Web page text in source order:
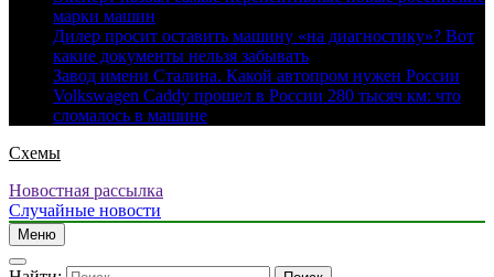
марки машин
Дилер просит оставить машину «на диагностику»? Вот
какие документы нельзя забывать
Завод имени Сталина. Какой автопром нужен России
Volkswagen Caddy прошел в России 280 тысяч км: что
сломалось в машине
Схемы
Новостная рассылка
Случайные новости
Меню